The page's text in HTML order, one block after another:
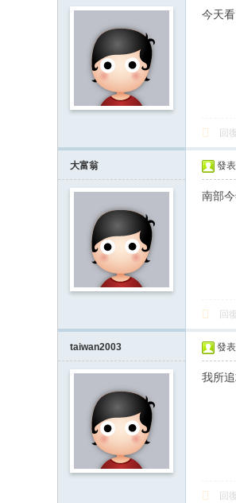
今天
回復
大富翁 發
南部
回復
taiwan2003 發
我所
回復